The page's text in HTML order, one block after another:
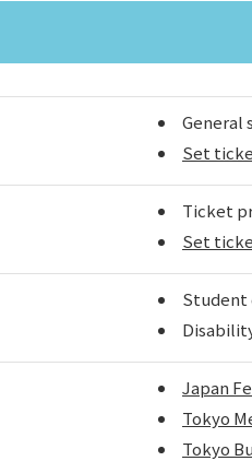
General
Set
Ticket
Set
Student
Japan
Tokyo
Tokyo